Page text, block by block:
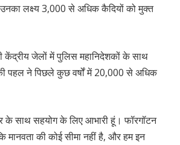
लक्ष्य 3,000 से अधिक कैदियों को मुक्त
केंद्रीय जेलों में पुलिस महानिदेशकों के साथ
पहल ने पिछले कुछ वर्षों में 20,000 से अधिक
के साथ सहयोग के लिए आभारी हूं। फॉरगॉटन
मानवता की कोई सीमा नहीं है, और हम इन